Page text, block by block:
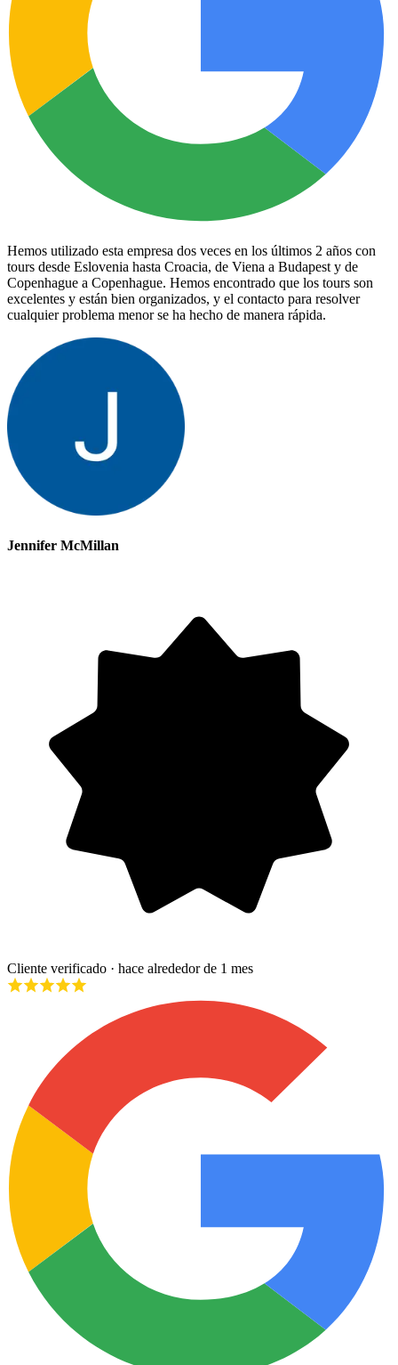
Hemos utilizado esta empresa dos veces en los últimos 2 años con
tours desde Eslovenia hasta Croacia, de Viena a Budapest y de
Copenhague a Copenhague. Hemos encontrado que los tours son
excelentes y están bien organizados, y el contacto para resolver
cualquier problema menor se ha hecho de manera rápida.
Jennifer McMillan
Cliente verificado · hace alrededor de 1 mes